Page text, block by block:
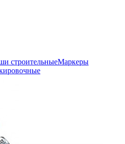
строительныеМаркеры